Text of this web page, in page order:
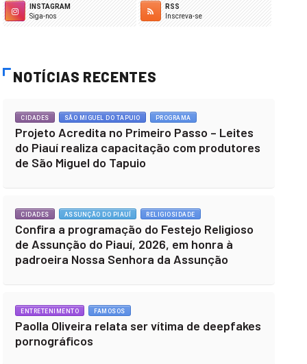
INSTAGRAM
Siga-nos
RSS
Inscreva-se
NOTÍCIAS RECENTES
CIDADES SÃO MIGUEL DO TAPUIO PROGRAMA
Projeto Acredita no Primeiro Passo – Leites
do Piauí realiza capacitação com produtores
de São Miguel do Tapuio
CIDADES ASSUNÇÃO DO PIAUÍ RELIGIOSIDADE
Confira a programação do Festejo Religioso
de Assunção do Piauí, 2026, em honra à
padroeira Nossa Senhora da Assunção
ENTRETENIMENTO FAMOSOS
Paolla Oliveira relata ser vítima de deepfakes
pornográficos